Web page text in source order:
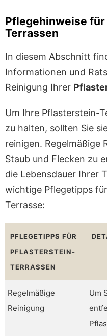
Pflegehinweise
Terrassen
In diesem Abschnitt
Informationen und
Reinigung Ihrer
Um Ihre Pflasterstein-
zu halten, sollten Sie
reinigen. Regelmäßige
Staub und Flecken zu
die Lebensdauer Ihrer
wichtige Pflegetipps
Terrasse:
PFLEGETIPPS FÜR
PFLASTERSTEIN-
TERRASSEN
Regelmäßige
Reinigung
Um